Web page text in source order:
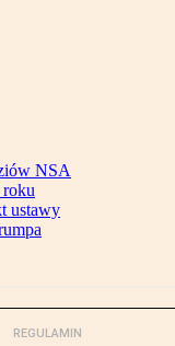
NSA
ustawy
REGULAMIN